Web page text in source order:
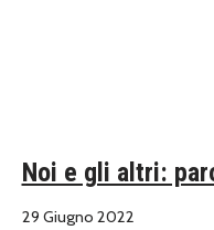
Noi e gli altri:
29 Giugno 2022